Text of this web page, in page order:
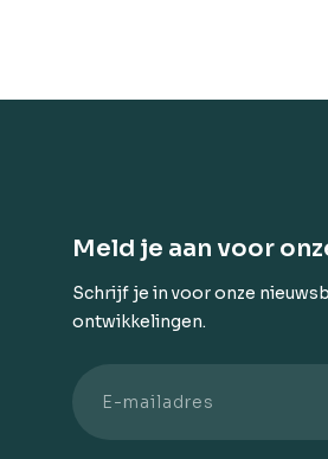
Meld je aan voor
Schrijf je in voor onze
ontwikkelingen.